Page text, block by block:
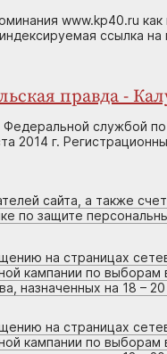
www.kp40.ru
ссылка
правда -
службой по
2014 г.
сайта, а также
по защите
на страницах
кампании по
назначенных на 18 –
на страницах
кампании по